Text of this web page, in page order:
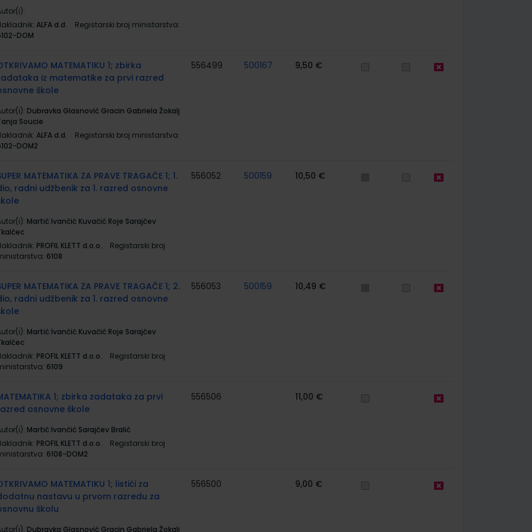
ALFA d.d.
Registarski broj ministarstva:
DOM
MATEMATIKU 1; zbirka
iz matematike za prvi razred
škole
Dubravka Glasnović Gracin Gabriela Žokalj
Soucie
ALFA d.d.
Registarski broj ministarstva:
DOM2
556499 500167 9,50 €
MATEMATIKA ZA PRAVE TRAGAČE 1; 1.
radni udžbenik za 1. razred osnovne
Martić Ivančić Kuvačić Roje Sarajčev
PROFIL KLETT d.o.o.
Registarski broj
6108
556052 500159 10,50 €
MATEMATIKA ZA PRAVE TRAGAČE 1; 2.
radni udžbenik za 1. razred osnovne
Martić Ivančić Kuvačić Roje Sarajčev
PROFIL KLETT d.o.o.
Registarski broj
6109
556053 500159 10,49 €
1; zbirka zadataka za prvi
osnovne škole
Martić Ivančić Sarajčev Bralić
PROFIL KLETT d.o.o.
Registarski broj
6108-DOM2
556506 11,00 €
MATEMATIKU 1; listići za
nastavu u prvom razredu za
školu
Dubravka Glasnović Gracin Gabriela Žokalj
556500 9,00 €